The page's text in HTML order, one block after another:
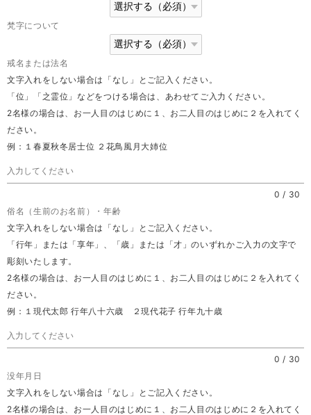
梵字について
戒名または法名
文字入れをしない場合は「なし」とご記入ください。
「位」「之霊位」などをつける場合は、あわせてご入力ください。
2名様の場合は、お一人目のはじめに１、お二人目のはじめに２を入れてく
ださい。
例：１春夏秋冬居士位 ２花鳥風月大姉位
0 / 30
俗名（生前のお名前）・年齢
文字入れをしない場合は「なし」とご記入ください。
「行年」または「享年」、「歳」または「才」のいずれかご入力の文字で
彫刻いたします。
2名様の場合は、お一人目のはじめに１、お二人目のはじめに２を入れてく
ださい。
例：１現代太郎 行年八十六歳 ２現代花子 行年九十歳
0 / 30
没年月日
文字入れをしない場合は「なし」とご記入ください。
2名様の場合は、お一人目のはじめに１、お二人目のはじめに２を入れてく